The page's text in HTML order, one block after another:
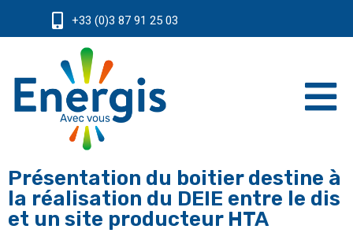
+33 (0)3 87 91 25 03
Présentation du boitier destine à
la réalisation du DEIE entre le dis
et un site producteur HTA